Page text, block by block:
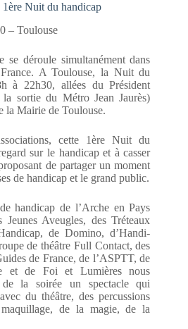
1ère Nuit du handicap
– Toulouse
déroule simultanément dans
A Toulouse, la Nuit du
à 22h30, allées du Président
sortie du Métro Jean Jaurès)
la Mairie de Toulouse.
cette 1ère Nuit du
sur le handicap et à casser
de partager un moment
de handicap et le grand public.
handicap de l’Arche en Pays
Aveugles, des Tréteaux
de Domino, d’Handi-
de théâtre Full Contact, des
de France, de l’ASPTT, de
et de Foi et Lumières nous
la soirée un spectacle qui
du théâtre, des percussions
de la magie, de la